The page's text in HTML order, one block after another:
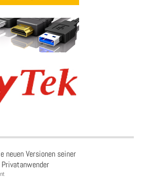
neuen Versionen seiner